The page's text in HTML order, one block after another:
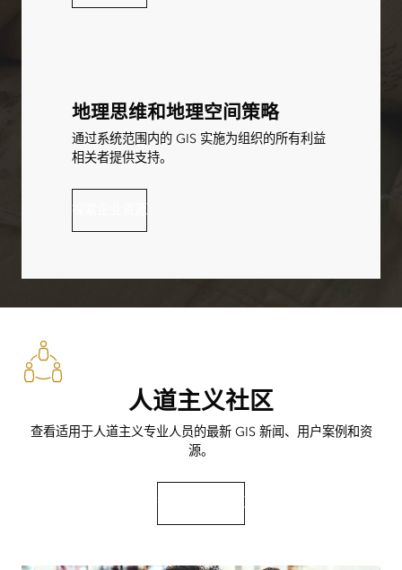
地理思维和地理空间策略
通过系统范围内的 GIS 实施为组织的所有利益
相关者提供支持。
探索企业资源
人道主义社区
查看适用于人道主义专业人员的最新 GIS 新闻、用户案例和资
源。
查看新闻和资源